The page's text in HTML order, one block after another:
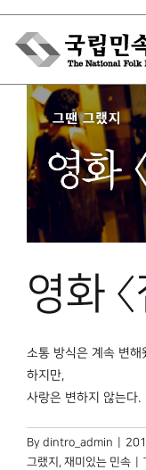
Skip
content
박물관에서는
민속이야기
박물관 홈페이지
영화
소통 방식은 계속 변해
하지만,
사랑은 변하지 않는다.
By dintro_admin
그랬지 , 재미있는 민속